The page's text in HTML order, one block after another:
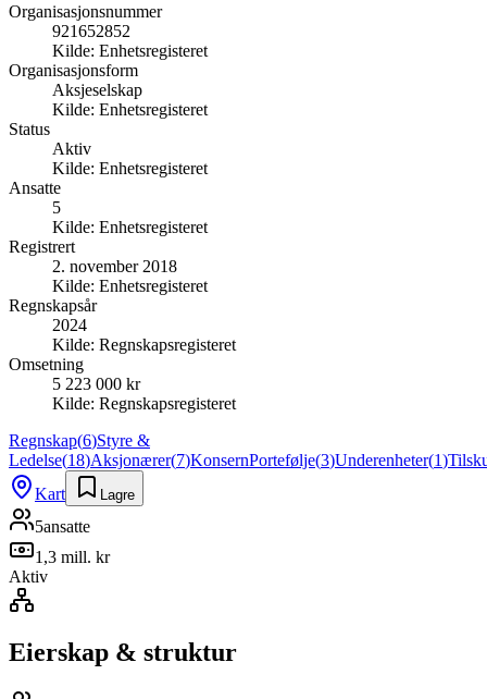
Organisasjonsnummer
921652852
Kilde: Enhetsregisteret
Organisasjonsform
Aksjeselskap
Kilde: Enhetsregisteret
Status
Aktiv
Kilde: Enhetsregisteret
Ansatte
5
Kilde: Enhetsregisteret
Registrert
2. november 2018
Kilde: Enhetsregisteret
Regnskapsår
2024
Kilde: Regnskapsregisteret
Omsetning
5 223 000 kr
Kilde: Regnskapsregisteret
Regnskap(6)Styre &
Ledelse(18)Aksjonærer(7)KonsernPortefølje(3)Underenheter(1)
Kart
Lagre
5ansatte
1,3 mill. kr
Aktiv
Eierskap & struktur